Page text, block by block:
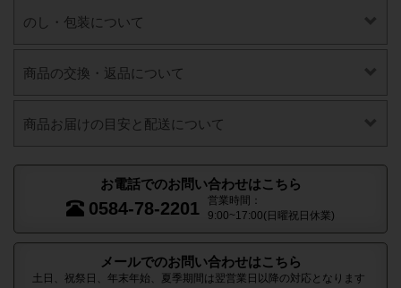
のし・包装について
商品の交換・返品について
商品お届けの目安と配送について
お電話でのお問い合わせはこちら
0584-78-2201
営業時間：
9:00~17:00(日曜祝日休業)
メールでのお問い合わせはこちら
土日、祝祭日、年末年始、夏季期間は翌営業日以降の対応となります